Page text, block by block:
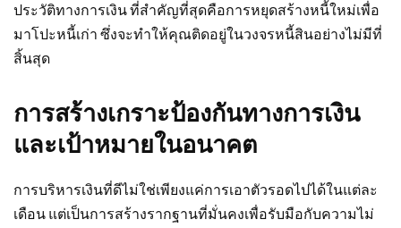
ประวัติทางการเงิน ที่สำคัญที่สุดคือการหยุดสร้างหนี้ใหม่เพื่อ
มาโปะหนี้เก่า ซึ่งจะทำให้คุณติดอยู่ในวงจรหนี้สินอย่างไม่มีที่
สิ้นสุด
การสร้างเกราะป้องกันทางการเงิน
และเป้าหมายในอนาคต
การบริหารเงินที่ดีไม่ใช่เพียงแค่การเอาตัวรอดไปได้ในแต่ละ
เดือน แต่เป็นการสร้างรากฐานที่มั่นคงเพื่อรับมือกับความไม่